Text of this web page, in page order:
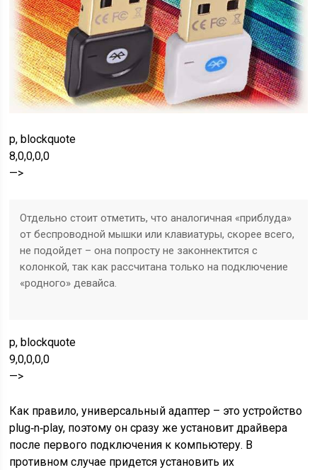
p, blockquote
8,0,0,0,0
—>
Отдельно стоит отметить, что аналогичная «приблуда»
от беспроводной мышки или клавиатуры, скорее всего,
не подойдет – она попросту не законнектится с
колонкой, так как рассчитана только на подключение
«родного» девайса.
p, blockquote
9,0,0,0,0
—>
Как правило, универсальный адаптер – это устройство
plug‐n‐play, поэтому он сразу же установит драйвера
после первого подключения к компьютеру. В
противном случае придется установить их